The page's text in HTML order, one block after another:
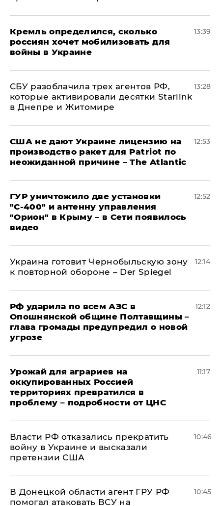
Кремль определился, сколько
россиян хочет мобилизовать для
войны в Украине
13:39
СБУ разоблачила трех агентов РФ,
которые активировали десятки Starlink
в Днепре и Житомире
13:28
США не дают Украине лицензию на
производство ракет для Patriot по
неожиданной причине – The Atlantic
12:53
ГУР уничтожило две установки
"С‑400" и антенну управления
"Орион" в Крыму – в Сети появилось
видео
12:52
Украина готовит Чернобыльскую зону
к повторной обороне – Der Spiegel
12:14
РФ ударила по всем АЗС в
Опошнянской общине Полтавщины –
глава громады предупредил о новой
угрозе
12:12
Урожай для аграриев на
оккупированных Россией
территориях превратился в
проблему – подробности от ЦНС
11:17
Власти РФ отказались прекратить
войну в Украине и высказали
претензии США
10:46
В Донецкой области агент ГРУ РФ
помогал атаковать ВСУ на
10:45